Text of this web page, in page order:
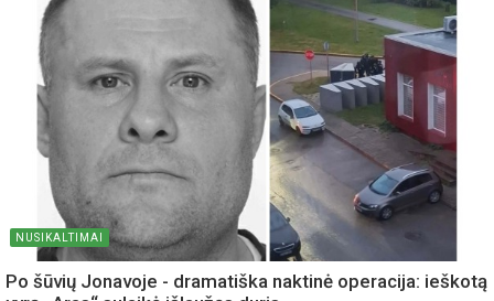
NUSIKALTIMAI
Po šūvių Jonavoje - dramatiška naktinė operacija: ieškotą